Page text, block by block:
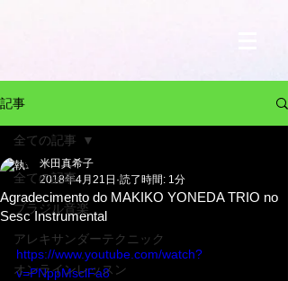
記事
全ての記事
ブラジル音楽
アレキサンダーテクニック
オンラインレッスン
全ての記事
Agradecimento do MAKIKO YONEDA TRIO no
Sesc Instrumental
米田真希子
2018年4月21日 読了時間: 1分
https://www.youtube.com/watch?
v=PNppMsclFa8